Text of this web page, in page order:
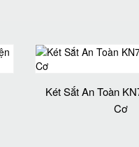
Két Sắt An Toàn
Cơ